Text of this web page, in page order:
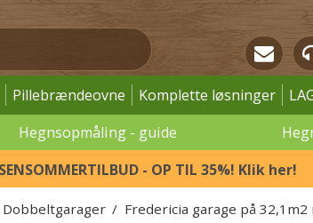
Pillebrændeovne Komplette løsninger
Hegnsopmåling - guide
SENSOMMERTILBUD - OP TIL 35%! Klik her!
Dobbeltgarager / Fredericia garage på